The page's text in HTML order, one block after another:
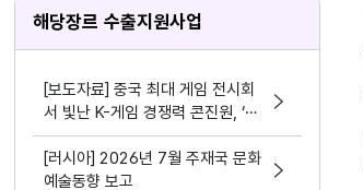
해당장르 수출지원사업
[보도자료] 중국 최대 게임 전시회
서 빛난 K-게임 경쟁력 콘진원, ‘차
이나조이 2026’ 한국공동관 성료
[러시아] 2026년 7월 주재국 문화
예술동향 보고